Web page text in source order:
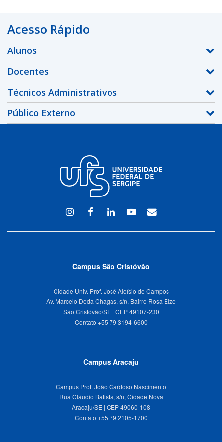
Acesso Rápido
Alunos
Docentes
Técnicos Administrativos
Público Externo
InstagramFacebook
LinkedinYoutubeWEBMAIL
Campus São Cristóvão
Cidade Univ. Prof. José Aloísio de Campos
Av. Marcelo Deda Chagas, s/n, Bairro Rosa Elze
São Cristóvão/SE | CEP 49107-230
Campus Aracaju
Campus Prof. João Cardoso Nascimento
Rua Cláudio Batista, s/n, Cidade Nova
Aracaju/SE | CEP 49060-108